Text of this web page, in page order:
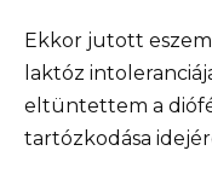
Ekkor jutott
laktóz
eltüntettem a
tartózkodása